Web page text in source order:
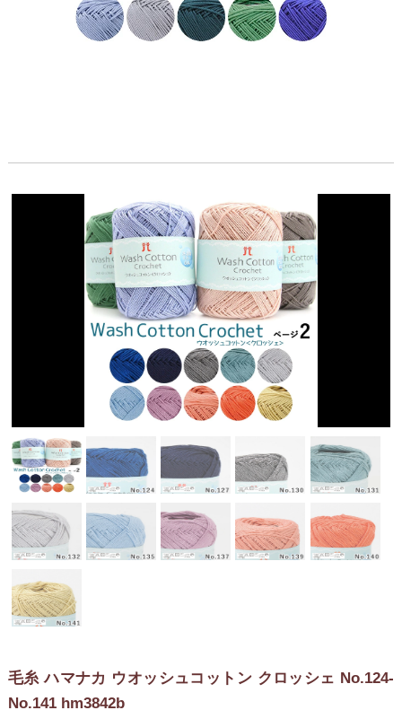
毛糸 ハマナカ ウオッシュコットン クロッシェ No.124-
No.141 hm3842b